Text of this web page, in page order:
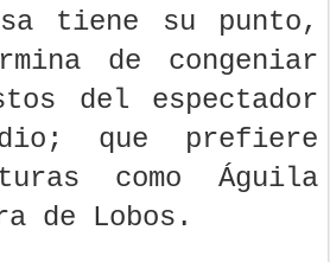
tiene su punto,
de congeniar
del espectador
que prefiere
como Águila
de Lobos.